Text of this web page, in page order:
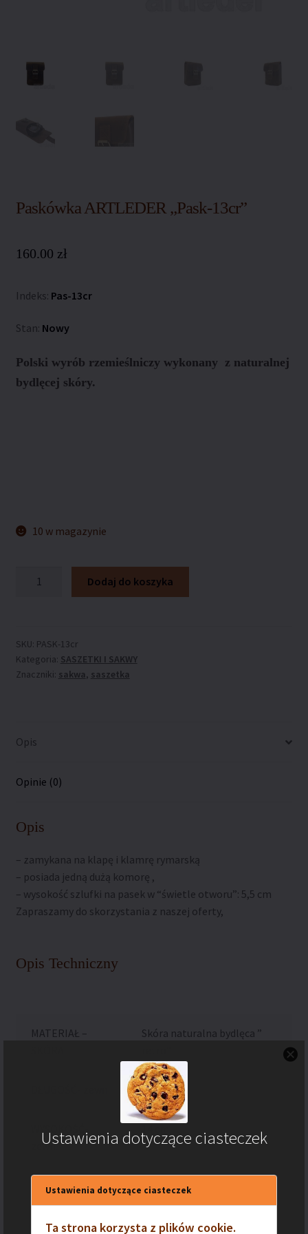
Polityka zwrotów
Regulamin sklepu
Paskówka ARTLEDER „Pask-13cr”
160.00 zł
Indeks: Pas-13cr
Stan: Nowy
Polski wyrób rzemieślniczy wykonany z naturalnej
bydlęcej skóry.
10 w magazynie
13cr”
Dodaj do koszyka
SKU: PASK-13cr
Kategoria: SASZETKI I SAKWY
Znaczniki: sakwa, saszetka
Opis
Opinie (0)
Opis
– zamykana na klapę i klamrę rymarską
– posiada jedną dużą komorę ,
– wysokość szlufki na pasek w “świetle otworu”: 5,5 cm
Zapraszamy do skorzystania z naszej oferty,
Opis Techniczny
MATERIAŁ –
Skóra naturalna bydlęca ”
12 cm
zewn.
SZEROKOŚĆ-
zewn.
4 cm
Ustawienia dotyczące ciasteczek
Ustawienia dotyczące ciasteczek
Ta strona korzysta z plików cookie.